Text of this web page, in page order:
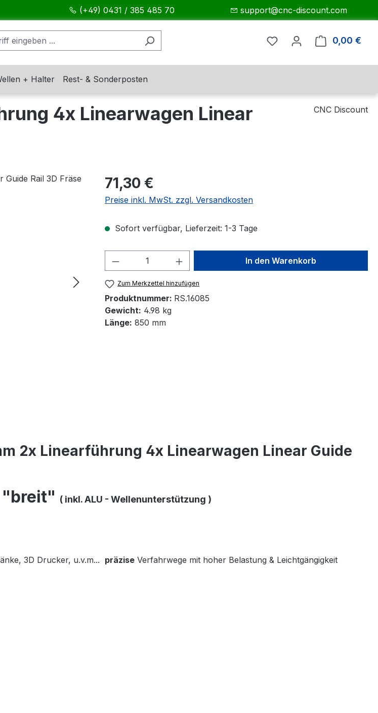
(+49) 0431 / 385 485 70 support@cnc-discount.com
0,00 €
+ Halter Rest- & Sonderposten
4x Linearwagen Linear
CNC Discount
Regulärer Preis:
71,30 €
Preise inkl. MwSt. zzgl. Versandkosten
Sofort verfügbar, Lieferzeit: 1-3 Tage
Produkt Anzahl: Gib den gewünschten Wert
In den Warenkorb
Zum Merkzettel hinzufügen
Produktnummer: RS.16085
Gewicht: 4.98 kg
Länge: 850 mm
2x Linearführung 4x Linearwagen Linear Guide
"breit" ( inkl. ALU - Wellenunterstützung )
3D Drucker, u.v.m... präzise Verfahrwege mit hoher Belastung & Leichtgängigkeit